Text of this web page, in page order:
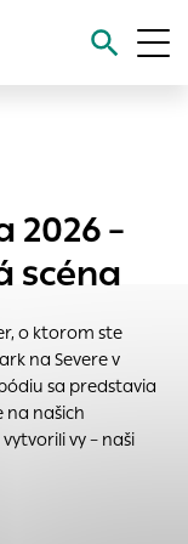
2026 –
scéna
o ktorom ste
na Severe v
sa predstavia
na našich
vy – naši
stránky môžu
uložila Vaša
povoliť
nevyhnutné a
na stránke a